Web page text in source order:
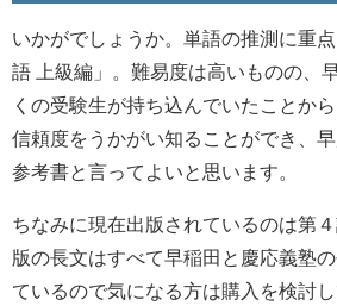
いかがでしょうか。単語の推測に重
語 上級編」。難易度は高いものの、
くの受験生が持ち込んでいたことか
信頼度をうかがい知ることができ、
参考書と言ってよいと思います。
ちなみに現在出版されているのは第
版の長文はすべて早稲田と慶応義塾
ているので気になる方は購入を検討